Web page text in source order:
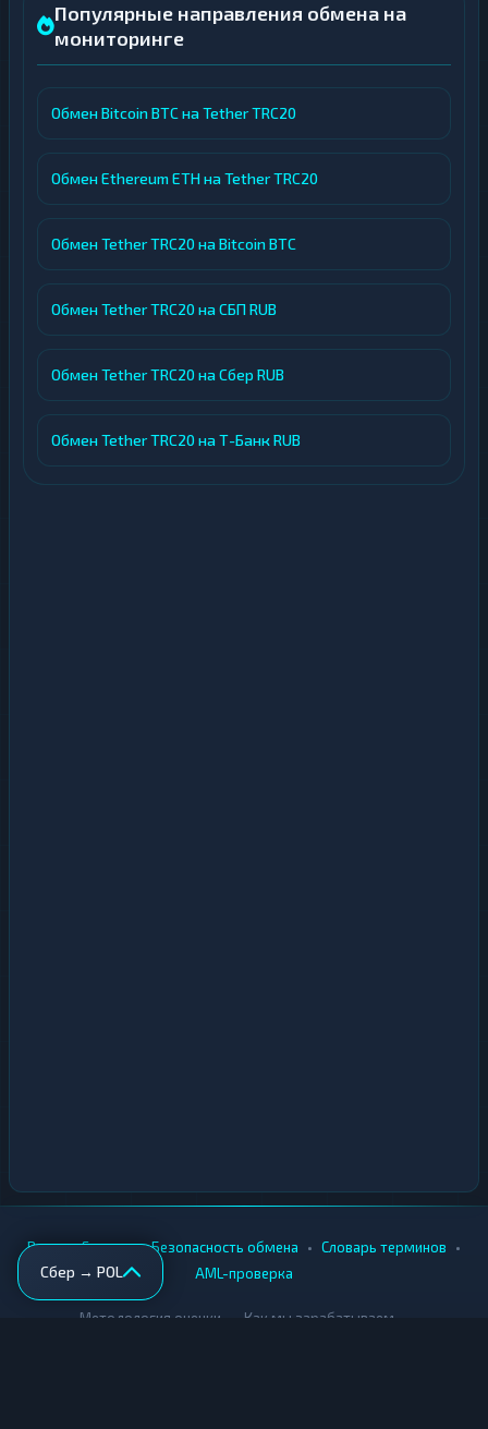
Популярные направления обмена на
мониторинге
Обмен Bitcoin BTC на Tether TRC20
Обмен Ethereum ETH на Tether TRC20
Обмен Tether TRC20 на Bitcoin BTC
Обмен Tether TRC20 на СБП RUB
Обмен Tether TRC20 на Сбер RUB
Обмен Tether TRC20 на Т-Банк RUB
Сбер → POL
Вики • Города • Безопасность обмена • Словарь терминов •
AML-проверка
Методология оценки Как мы зарабатываем